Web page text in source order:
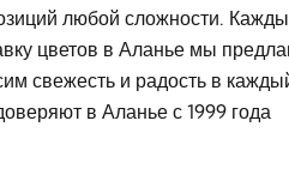
любой сложности.
цветов в Аланье мы
свежесть и радость в
в Аланье с 1999 года